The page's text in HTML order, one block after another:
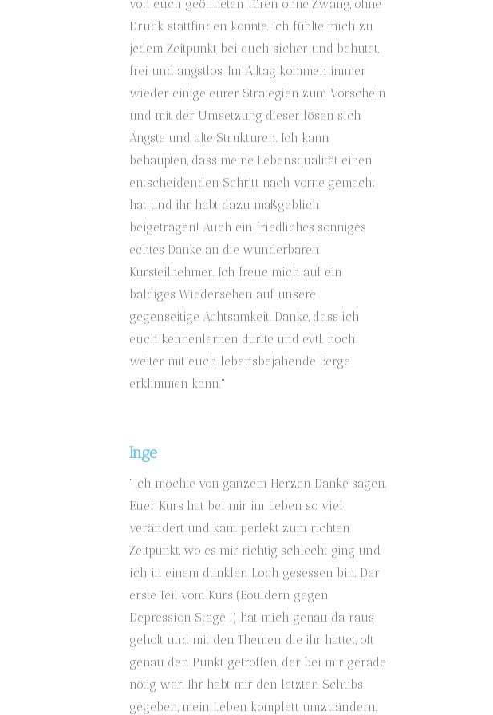
von euch geöffneten Türen ohne Zwang, ohne
Druck stattfinden konnte. Ich fühlte mich zu
jedem Zeitpunkt bei euch sicher und behütet,
frei und angstlos. Im Alltag kommen immer
wieder einige eurer Strategien zum Vorschein
und mit der Umsetzung dieser lösen sich
Ängste und alte Strukturen. Ich kann
behaupten, dass meine Lebensqualität einen
entscheidenden Schritt nach vorne gemacht
hat und ihr habt dazu maßgeblich
beigetragen! Auch ein friedliches sonniges
echtes Danke an die wunderbaren
Kursteilnehmer. Ich freue mich auf ein
baldiges Wiedersehen auf unsere
gegenseitige Achtsamkeit. Danke, dass ich
euch kennenlernen durfte und evtl. noch
weiter mit euch lebensbejahende Berge
erklimmen kann."
Inge
"Ich möchte von ganzem Herzen Danke sagen.
Euer Kurs hat bei mir im Leben so viel
verändert und kam perfekt zum richten
Zeitpunkt, wo es mir richtig schlecht ging und
ich in einem dunklen Loch gesessen bin. Der
erste Teil vom Kurs (Bouldern gegen
Depression Stage I) hat mich genau da raus
geholt und mit den Themen, die ihr hattet, oft
genau den Punkt getroffen, der bei mir gerade
nötig war. Ihr habt mir den letzten Schubs
gegeben, mein Leben komplett umzuändern.